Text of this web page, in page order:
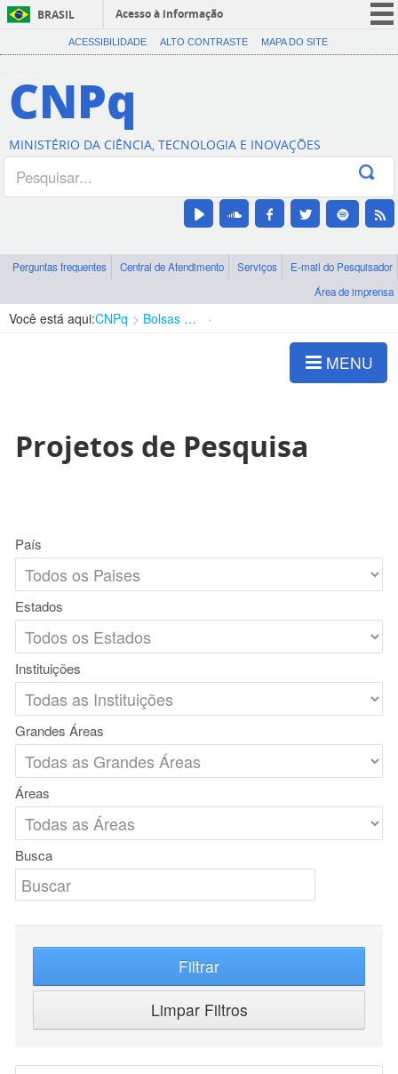
BRASIL
Acesso à informação
CORONAVÍRUS (COVID-19)
Canais
ACESSIBILIDADE ALTO CONTRASTE MAPA DO SITE
CNPq
MINISTÉRIO DA CIÊNCIA, TECNOLOGIA E INOVAÇÕES
Perguntas frequentes Central de Atendimento Serviços
E-mail do Pesquisador
Área de imprensa
Você está aqui:CNPq Bolsas e Auxílios Vigentes
MENU
Projetos de Pesquisa
País
Estados
Instituições
Grandes Áreas
Áreas
Busca
Filtrar
Limpar Filtros